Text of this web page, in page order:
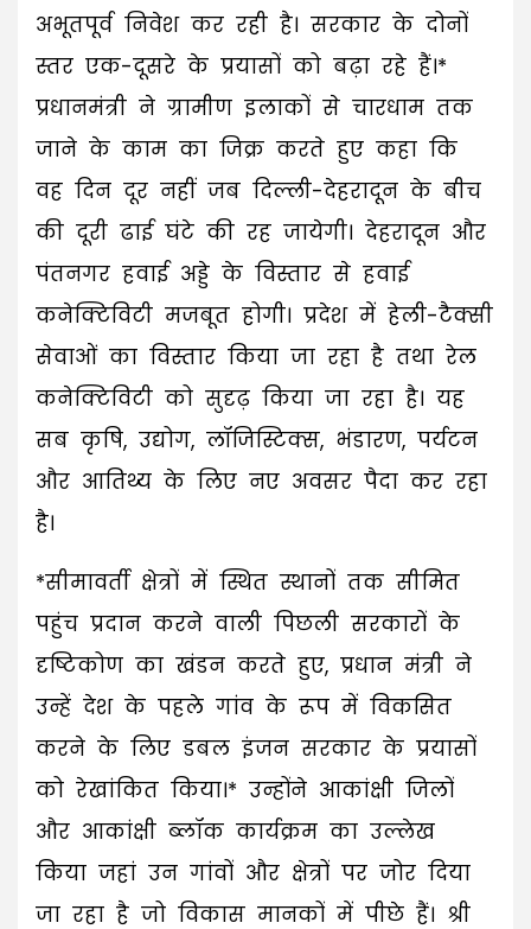
अभूतपूर्व निवेश कर रही है। सरकार के दोनों
स्तर एक-दूसरे के प्रयासों को बढ़ा रहे हैं।*
प्रधानमंत्री ने ग्रामीण इलाकों से चारधाम तक
जाने के काम का जिक्र करते हुए कहा कि
वह दिन दूर नहीं जब दिल्ली-देहरादून के बीच
की दूरी ढाई घंटे की रह जायेगी। देहरादून और
पंतनगर हवाई अड्डे के विस्तार से हवाई
कनेक्टिविटी मजबूत होगी। प्रदेश में हेली-टैक्सी
सेवाओं का विस्तार किया जा रहा है तथा रेल
कनेक्टिविटी को सुदृढ़ किया जा रहा है। यह
सब कृषि, उद्योग, लॉजिस्टिक्स, भंडारण, पर्यटन
और आतिथ्य के लिए नए अवसर पैदा कर रहा
है।
*सीमावर्ती क्षेत्रों में स्थित स्थानों तक सीमित
पहुंच प्रदान करने वाली पिछली सरकारों के
दृष्टिकोण का खंडन करते हुए, प्रधान मंत्री ने
उन्हें देश के पहले गांव के रूप में विकसित
करने के लिए डबल इंजन सरकार के प्रयासों
को रेखांकित किया।* उन्होंने आकांक्षी जिलों
और आकांक्षी ब्लॉक कार्यक्रम का उल्लेख
किया जहां उन गांवों और क्षेत्रों पर जोर दिया
जा रहा है जो विकास मानकों में पीछे हैं। श्री